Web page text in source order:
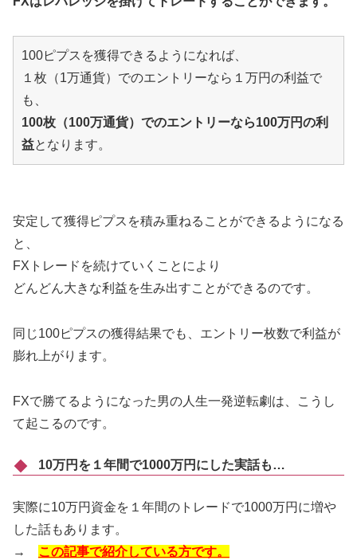
100ピプスを獲得できるようになれば、
１枚（1万通貨）でのエントリーなら１万円の利益で
も、
100枚（100万通貨）でのエントリーなら100万円の利
益となります。
安定して獲得ピプスを積み重ねることができるようになる
と、
FXトレードを続けていくことにより
どんどん大きな利益を生み出すことができるのです。
同じ100ピプスの獲得結果でも、エントリー枚数で利益が
膨れ上がります。
FXで勝てるようになった男の人生一発逆転劇は、こうし
て起こるのです。
10万円を１年間で1000万円にした実話も…
実際に10万円資金を１年間のトレードで1000万円に増や
した話もあります。
→ この記事で紹介している方です。